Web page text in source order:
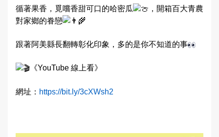
雙語詞彙
循著果香，覓嚐香甜可口的哈密瓜
，開箱百大青農
對家鄉的眷戀
跟著阿美縣長翻轉彰化印象，多的是你不知道的事
《YouTube 線上看》
網址： https://bit.ly/3cXWsh2